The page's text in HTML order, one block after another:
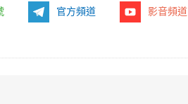
官方頻道 影音頻道